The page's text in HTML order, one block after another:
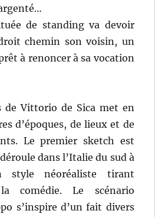
de standing va devoir
chemin son voisin, un
à renoncer à sa vocation
de Vittorio de Sica met en
d’époques, de lieux et de
Le premier sketch est
dans l’Italie du sud à
style néoréaliste tirant
comédie. Le scénario
s’inspire d’un fait divers